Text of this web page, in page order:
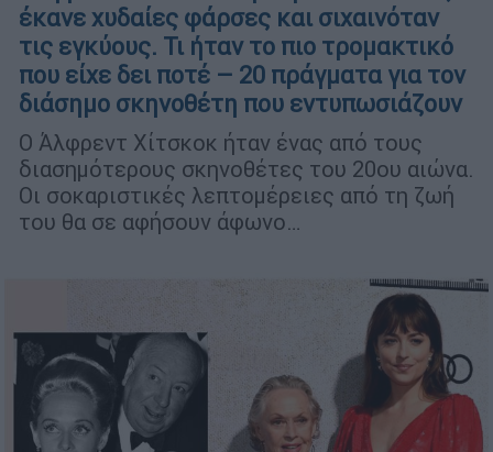
έκανε χυδαίες φάρσες και σιχαινόταν
τις εγκύους. Τι ήταν το πιο τρομακτικό
που είχε δει ποτέ – 20 πράγματα για τον
διάσημο σκηνοθέτη που εντυπωσιάζουν
Ο Άλφρεντ Χίτσκοκ ήταν ένας από τους
διασημότερους σκηνοθέτες του 20ου αιώνα.
Οι σοκαριστικές λεπτομέρειες από τη ζωή
του θα σε αφήσουν άφωνο…